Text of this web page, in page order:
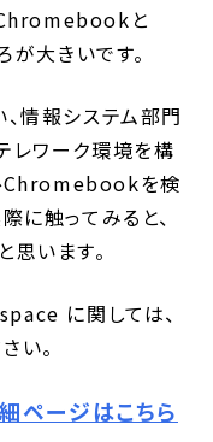
Chromebookと
大きいです。
情報システム部門
レワーク環境を構
Chromebookを検
に触ってみると、
います。
に関しては、
い。
ージはこちら